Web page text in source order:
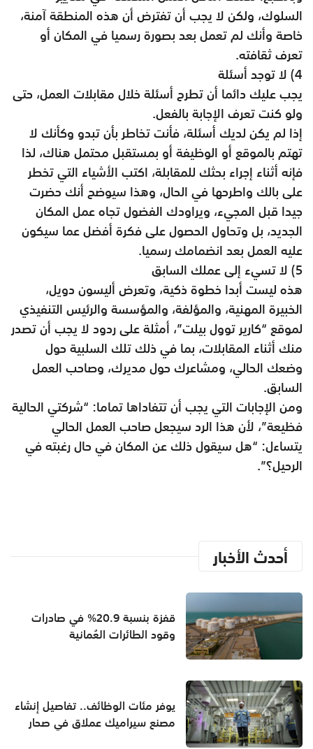
السلوك، ولكن لا يجب أن تفترض أن هذه المنطقة آمنة،
خاصة وأنك لم تعمل بعد بصورة رسميا في المكان أو
تعرف ثقافته.
4) لا توجد أسئلة
يجب عليك دائما أن تطرح أسئلة خلال مقابلات العمل، حتى
ولو كنت تعرف الإجابة بالفعل.
إذا لم يكن لديك أسئلة، فأنت تخاطر بأن تبدو وكأنك لا
تهتم بالموقع أو الوظيفة أو بمستقبل محتمل هناك، لذا
فإنه أثناء إجراء بحثك للمقابلة، اكتب الأشياء التي تخطر
على بالك واطرحها في الحال، وهذا سيوضح أنك حضرت
جيدا قبل المجيء، ويراودك الفضول تجاه عمل المكان
الجديد، بل وتحاول الحصول على فكرة أفضل عما سيكون
عليه العمل بعد انضمامك رسميا.
5) لا تسيء إلى عملك السابق
هذه ليست أبدا خطوة ذكية، وتعرض أليسون دويل،
الخبيرة المهنية، والمؤلفة، والمؤسسة والرئيس التنفيذي
لموقع “كارير توول بيلت”، أمثلة على ردود لا يجب أن تصدر
منك أثناء المقابلات، بما في ذلك تلك السلبية حول
وضعك الحالي، ومشاعرك حول مديرك، وصاحب العمل
السابق.
ومن الإجابات التي يجب أن تتفاداها تماما: “شركتي الحالية
فظيعة”، لأن هذا الرد سيجعل صاحب العمل الحالي
يتساءل: “هل سيقول ذلك عن المكان في حال رغبته في
الرحيل؟”.
أحدث الأخبار
قفزة بنسبة 20.9% في صادرات
وقود الطائرات العُمانية
يوفر مئات الوظائف.. تفاصيل إنشاء
مصنع سيراميك عملاق في صحار